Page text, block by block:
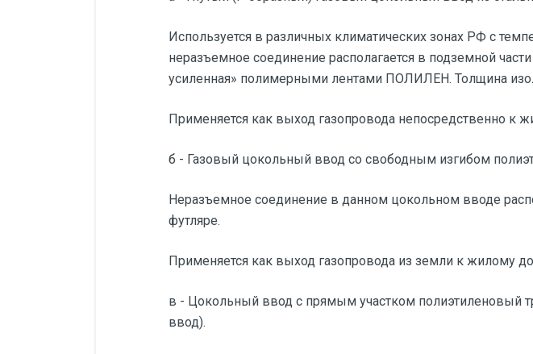
Используется в различных климатических зонах РФ с
неразъемное соединение располагается в подземной
усиленная» полимерными лентами ПОЛИЛЕН. Толщина
Применяется как выход газопровода непосредственно к
б - Газовый цокольный ввод со свободным изгибом
Неразъемное соединение в данном цокольном вводе
футляре.
Применяется как выход газопровода из земли к жилому
в - Цокольный ввод с прямым участком полиэтиленовый
ввод).